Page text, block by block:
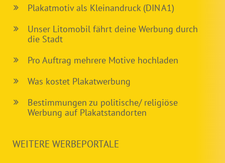
Plakatmotiv als Kleinandruck (DIN A1)
Unser Litomobil fährt deine Werbung durch
die Stadt
Pro Auftrag mehrere Motive hochladen
Was kostet Plakatwerbung
Bestimmungen zu politische/ religiöse
Werbung auf Plakatstandorten
WEITERE WERBEPORTALE